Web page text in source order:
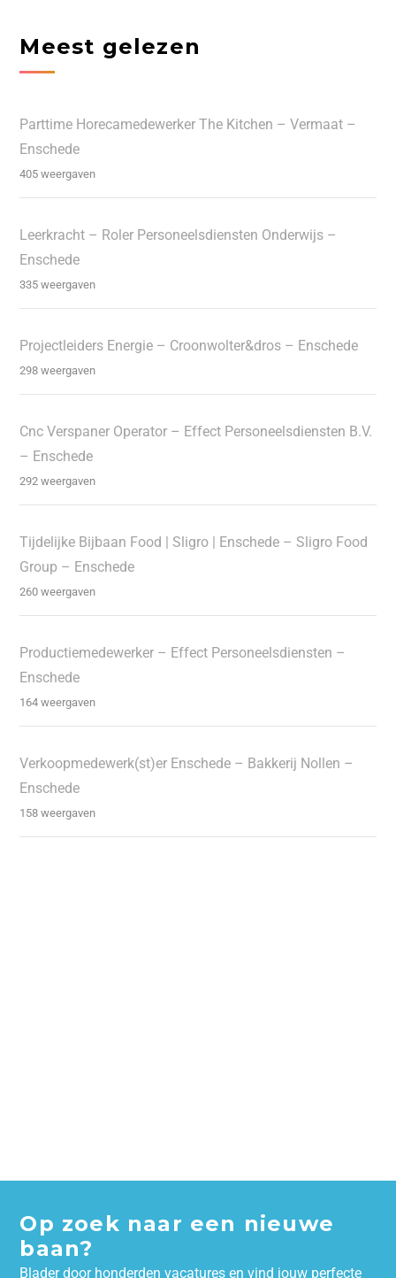
Meest gelezen
Parttime Horecamedewerker The Kitchen – Vermaat –
Enschede
405 weergaven
Leerkracht – Roler Personeelsdiensten Onderwijs –
Enschede
335 weergaven
Projectleiders Energie – Croonwolter&dros – Enschede
298 weergaven
Cnc Verspaner Operator – Effect Personeelsdiensten B.V.
– Enschede
292 weergaven
Tijdelijke Bijbaan Food | Sligro | Enschede – Sligro Food
Group – Enschede
260 weergaven
Productiemedewerker – Effect Personeelsdiensten –
Enschede
164 weergaven
Verkoopmedewerk(st)er Enschede – Bakkerij Nollen –
Enschede
158 weergaven
Op zoek naar een nieuwe
baan?
Blader door honderden vacatures en vind jouw perfecte